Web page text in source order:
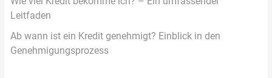
Leitfaden
Ab wann ist ein Kredit genehmigt? Einblick in den
Genehmigungsprozess